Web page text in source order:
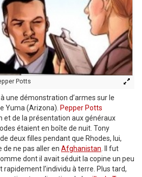
Potts
une démonstration d’armes sur le
Yuma (Arizona). Pepper Potts
et de la présentation aux généraux
étaient en boîte de nuit. Tony
deux filles pendant que Rhodes, lui,
de ne pas aller en Afghanistan . Il fut
dont il avait séduit la copine un peu
l’individu à terre. Plus tard,